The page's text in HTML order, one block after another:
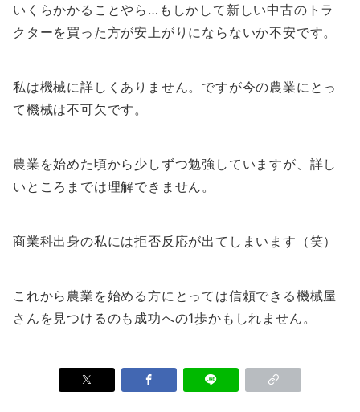
いくらかかることやら…もしかして新しい中古のトラ
クターを買った方が安上がりにならないか不安です。
私は機械に詳しくありません。ですが今の農業にとっ
て機械は不可欠です。
農業を始めた頃から少しずつ勉強していますが、詳し
いところまでは理解できません。
商業科出身の私には拒否反応が出てしまいます（笑）
これから農業を始める方にとっては信頼できる機械屋
さんを見つけるのも成功への1歩かもしれません。